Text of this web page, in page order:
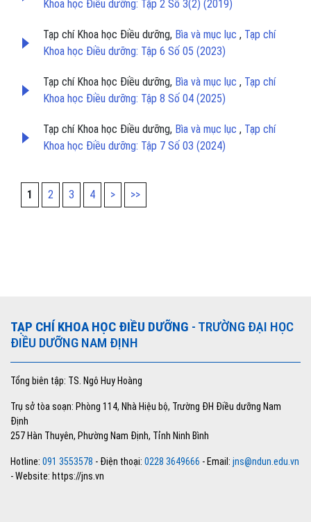
Khoa học Điều dưỡng: Tập 2 Số 3(2) (2019)
Tạp chí Khoa học Điều dưỡng, Bìa và mục lục , Tạp chí
Khoa học Điều dưỡng: Tập 6 Số 05 (2023)
Tạp chí Khoa học Điều dưỡng, Bìa và mục lục , Tạp chí
Khoa học Điều dưỡng: Tập 8 Số 04 (2025)
Tạp chí Khoa học Điều dưỡng, Bìa và mục lục , Tạp chí
Khoa học Điều dưỡng: Tập 7 Số 03 (2024)
1 2 3 4 > >>
TẠP CHÍ KHOA HỌC ĐIỀU DƯỠNG - TRƯỜNG ĐẠI HỌC
ĐIỀU DƯỠNG NAM ĐỊNH
Tổng biên tập: TS. Ngô Huy Hoàng
Trụ sở tòa soạn: Phòng 114, Nhà Hiệu bộ, Trường ĐH Điều dưỡng Nam
Định
257 Hàn Thuyên, Phường Nam Định, Tỉnh Ninh Bình
Hotline: 091 3553578 - Điện thoại: 0228 3649666 - Email: jns@ndun.edu.vn
- Website: https://jns.vn